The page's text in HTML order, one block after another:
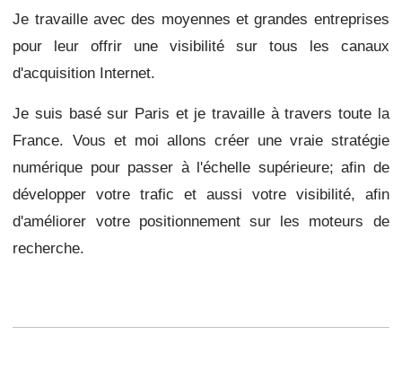
Je travaille avec des moyennes et grandes entreprises
pour leur offrir une visibilité sur tous les canaux
d'acquisition Internet.
Je suis basé sur Paris et je travaille à travers toute la
France. Vous et moi allons créer une vraie stratégie
numérique pour passer à l'échelle supérieure;afin de
développer votre trafic et aussi votre visibilité, afin
d'améliorer votre positionnement sur les moteurs de
recherche.